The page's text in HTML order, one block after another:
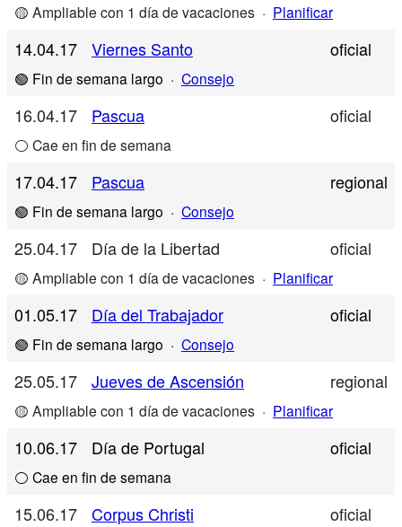
🟡 Ampliable con 1 día de vacaciones · Planificar
14.04.17 Viernes Santo oficial
🟢 Fin de semana largo · Consejo
16.04.17 Pascua oficial
⚪ Cae en fin de semana
17.04.17 Pascua regional
🟢 Fin de semana largo · Consejo
25.04.17 Día de la Libertad oficial
🟡 Ampliable con 1 día de vacaciones · Planificar
01.05.17 Día del Trabajador oficial
🟢 Fin de semana largo · Consejo
25.05.17 Jueves de Ascensión regional
🟡 Ampliable con 1 día de vacaciones · Planificar
10.06.17 Día de Portugal oficial
⚪ Cae en fin de semana
15.06.17 Corpus Christi oficial